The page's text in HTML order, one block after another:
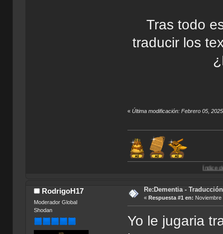
Tras todo
traducir los
«Última modificación: Febrero 05,
Índice de
RodrigoH17
Moderador Global
Shodan
Re:Dementia -
« Respuesta #1 en: Noviembre
Yo le jugaria